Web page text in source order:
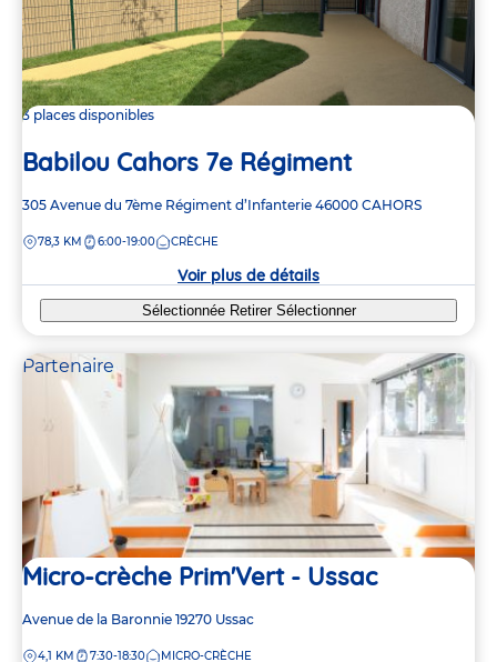
3 places disponibles
Babilou Cahors 7e Régiment
Adresse
la
305 Avenue du 7ème Régiment d’Infanterie 46000 CAHORS
DISTANCE
78,3 KM 6:00-19:00 CRÈCHE
Voir plus de détails
Sélectionnée Retirer Sélectionner
Partenaire
Micro-crèche Prim'Vert - Ussac
Adresse
la
Avenue de la Baronnie 19270 Ussac
DISTANCE
4,1 KM 7:30-18:30 MICRO-CRÈCHE